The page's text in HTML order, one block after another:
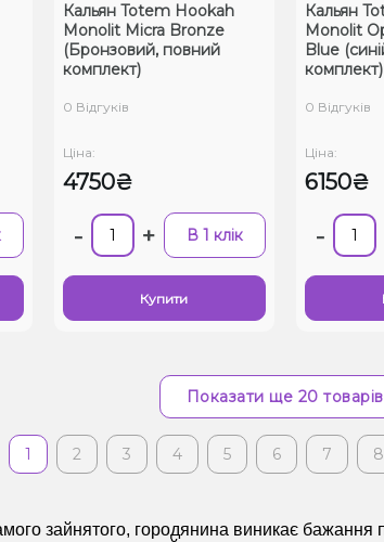
Кальян Totem Hookah
Monolit Micra Bronze
(Бронзовий, повний
комплект)
0 Відгуків
Ціна:
4750₴
- + В 1 клік
Купити
Кальян
Monolit
Blue
комплект)
0 Відгуків
Ціна:
6150₴
-
Показати ще 20 товарів
1 2 3 4 5 6 7 8
зайнятого, городянина виникає бажання